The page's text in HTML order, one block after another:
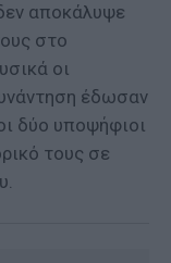
αποκάλυψε
στο
οι
έδωσαν
δύο υποψήφιοι
τους σε